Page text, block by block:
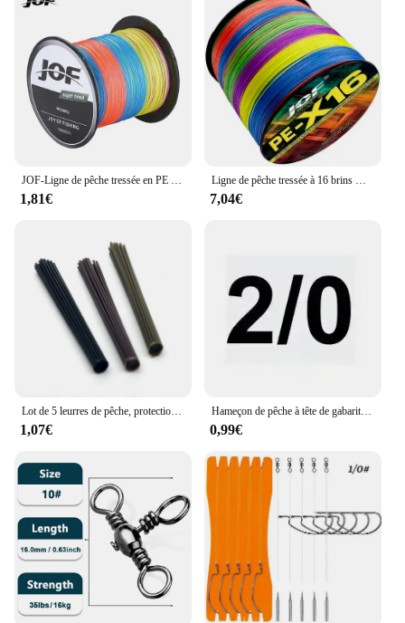
JOF-Ligne de pêche tressée en PE résistant à la conversion, fil de pêche mince et durable pour l'extérieur, accessoires de pêche, 100m
1,81€
Ligne de pêche tressée à 16 brins X16, super baignade, 25/40/80/100/125/140/161/200LBS, HollowCore 100-1000m, Multimessieurs 11.3-91kg
7,04€
Lot de 5 leurres de pêche, protections contre les mauvaises herbes, tête plombée, hameçons, leurre basse, en fibre, DIY
1,07€
Hameçon de pêche à tête de gabarit, force de traction de bain, anti-arrêt, double barbelé, pointu, lot de 12 pièces
0,99€